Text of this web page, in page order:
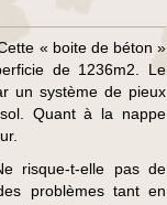
« boite de béton »
de 1236m2. Le
un système de pieux
Quant à la nappe
risque-t-elle pas de
problèmes tant en